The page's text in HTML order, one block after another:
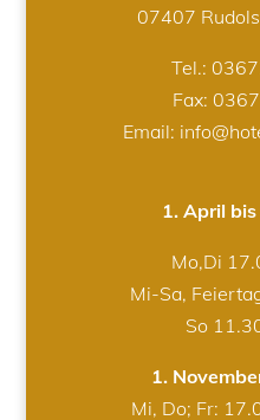
07407
Tel.:
Fax:
Email:
1. April
Mo,Di
Mi-Sa,
So
1.
Mi, Do; Fr: